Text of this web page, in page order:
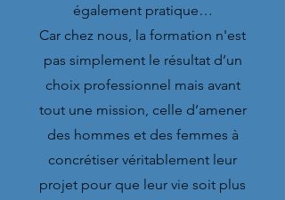
également pratique…
Car chez nous, la formation n'est
pas simplement le résultat d’un
choix professionnel mais avant
tout une mission, celle d’amener
des hommes et des femmes à
concrétiser véritablement leur
projet pour que leur vie soit plus